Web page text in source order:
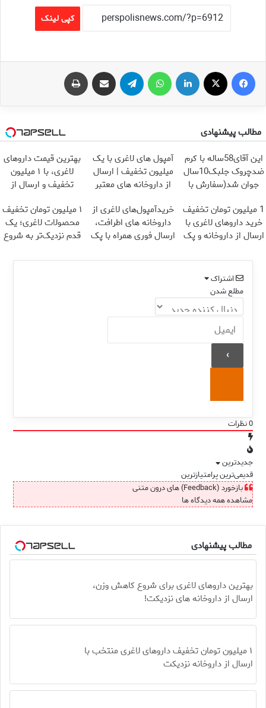
کپی لینک
فیس بوک لینکدین تلگرام اشتراک گذاری از طریق ایمیل
مطالب پیشنهادی
این آقای58ساله با کرم
ضدچروک جلبک10سال
جوان شد(سفارش با
آمپول های لاغری با یک
میلیون تخفیف | ارسال
از داروخانه های معتبر
بهترین قیمت داروهای
لاغری، با ۱ میلیون
تخفیف و ارسال از
1 میلیون تومان تخفیف
خرید داروهای لاغری با
ارسال از داروخانه و پک
خریدآمپول‌های لاغری از
داروخانه های اطرافت،
ارسال فوری همراه با پک
۱ میلیون تومان تخفیف
محصولات لاغری؛ یک
قدم نزدیک‌تر به شروع
اشتراک
مطلع شدن
0نظرات
جدیدترین
قدیمی‌ترینپرامتیازترین
بازخورد (Feedback) های درون متنی
مشاهده همه دیدگاه ها
مطالب پیشنهادی
بهترین داروهای لاغری برای شروع کاهش وزن،
ارسال از داروخانه های نزدیکت!
۱ میلیون تومان تخفیف داروهای لاغری منتخب با
ارسال از داروخانه نزدیکت